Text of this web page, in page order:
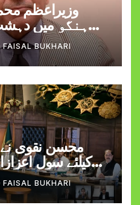
وزیراعظم
ہنگو میں
کارروائی کے
کی
FAISAL BUKHARI
محسن نقوی نے
کیلئے سول
FAISAL BUKHARI